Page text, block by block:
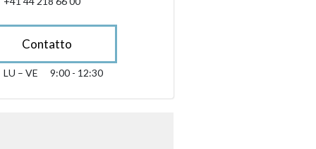
Contatto
only.opening_hours
lunedì fino alle venerdì 09:00 - 12:30
LU – VE 9:00 - 12:30